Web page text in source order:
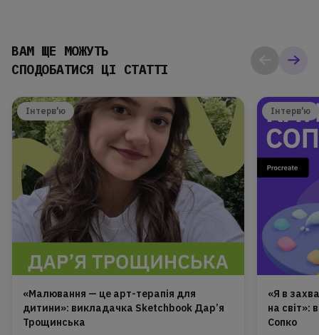
ВАМ ЩЕ МОЖУТЬ
СПОДОБАТИСЯ ЦІ СТАТТІ
Інтерв'ю
«Малювання — це арт-терапія для
дитини»: викладачка Sketchbook Дар’я
Трощинська
Інтерв'ю
«Я в
на світ»:
Сопко